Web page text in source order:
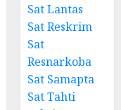
Sat Lantas
Sat Reskrim
Sat
Resnarkoba
Sat Samapta
Sat Tahti